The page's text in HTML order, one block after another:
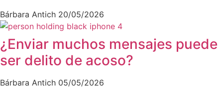
Bárbara Antich 20/05/2026
¿Enviar muchos mensajes puede
ser delito de acoso?
Bárbara Antich 05/05/2026